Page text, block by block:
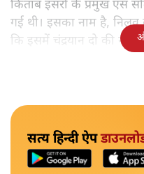
किताब इसरो के प्रमुख एस
गई थी। इसका नाम है, निलवु
कि इसमें चंद्रयान दो की
सत्य हिन्दी ऐप